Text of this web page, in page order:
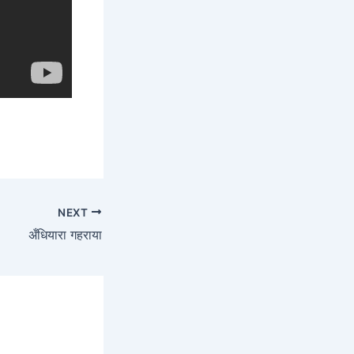
NEXT
अँधियारा गहराया